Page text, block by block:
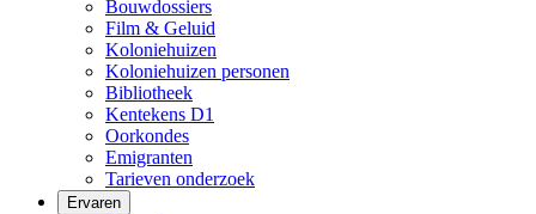
Bouwdossiers
Film & Geluid
Koloniehuizen
Koloniehuizen personen
Bibliotheek
Kentekens D1
Oorkondes
Emigranten
Tarieven onderzoek
Ervaren